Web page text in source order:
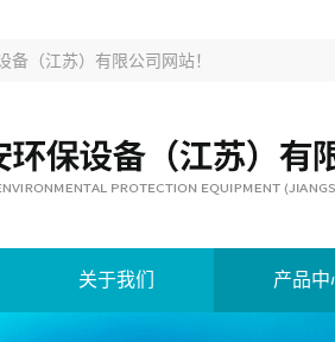
备（江苏）有限公司网站！
关于我们 产品中